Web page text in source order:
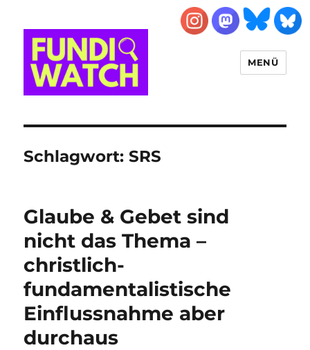
MENÜ
Schlagwort:SRS
Glaube & Gebet sind
nicht das Thema –
christlich-
fundamentalistische
Einflussnahme aber
durchaus